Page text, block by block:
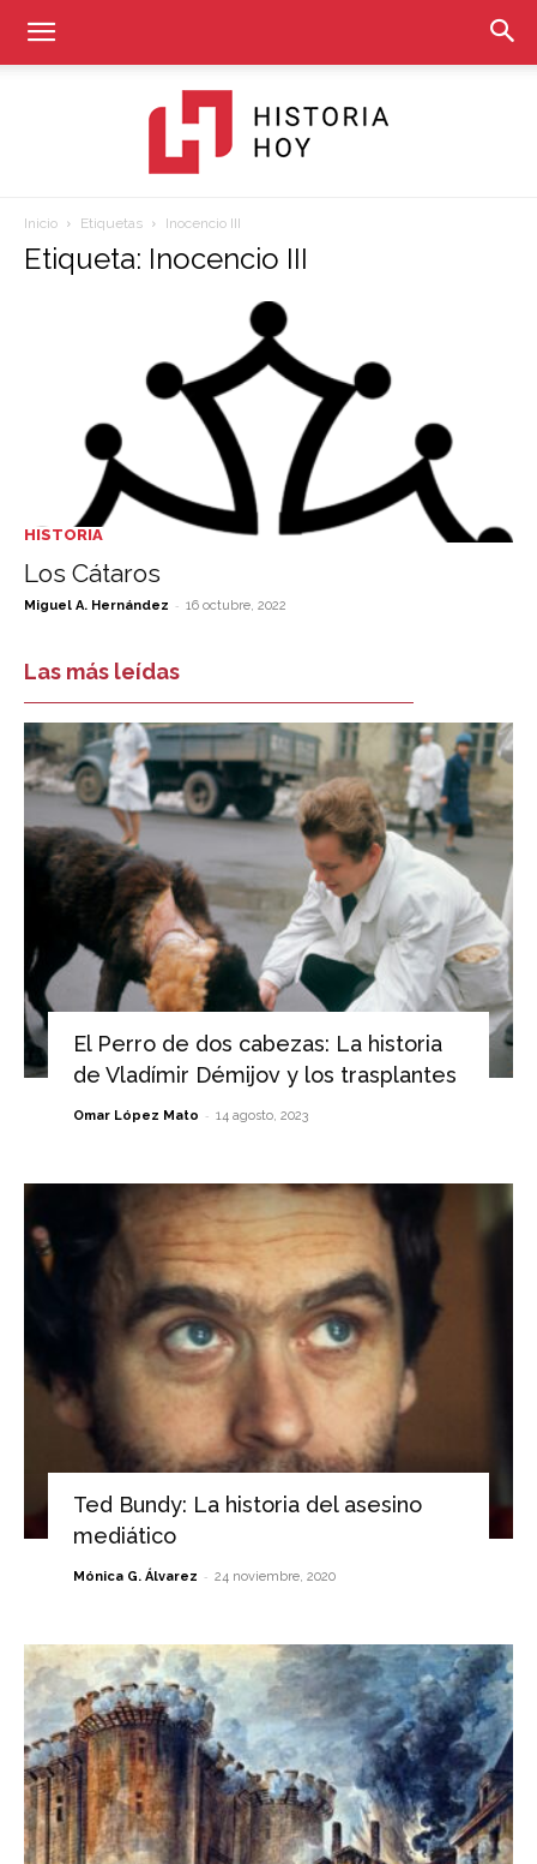
Hoy
Inicio Etiquetas Inocencio III
Etiqueta: Inocencio III
HISTORIA
Los Cátaros
Miguel A. Hernández - 16 octubre, 2022
Las más leídas
El Perro de dos cabezas: La historia
de Vladímir Démijov y los trasplantes
Omar López Mato - 14 agosto, 2023
Ted Bundy: La historia del asesino
mediático
Mónica G. Álvarez - 24 noviembre, 2020